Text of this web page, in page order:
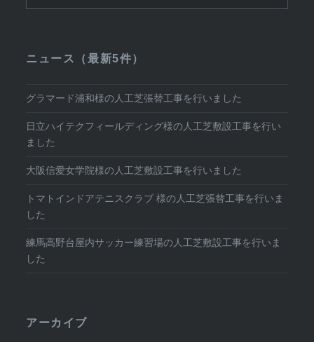
ニュース（最新5件）
グラマード浦和様の人工芝張替工事を行いました
日立ハイテクフィールディング様の人工芝敷設工事を行い
ました
大阪信愛女学院様の人工芝敷設工事を行いました
トマトインドアテニスクラブ 様の人工芝張替工事を行いま
した
練馬高野台屋内サッカー練習場の人工芝敷設工事を行いま
した
アーカイブ